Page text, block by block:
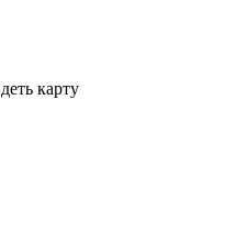
карту